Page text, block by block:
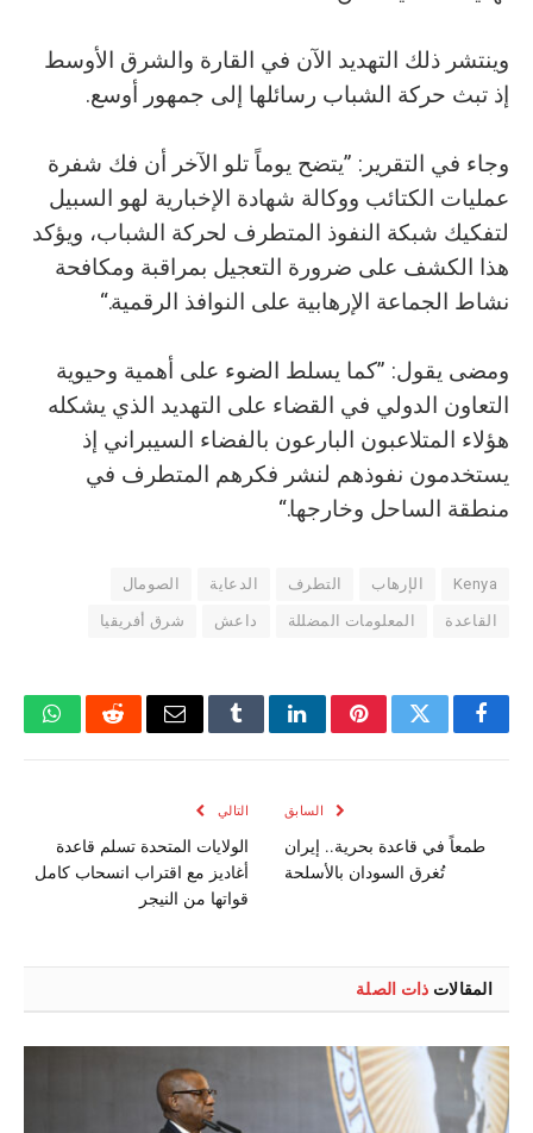
وينتشر ذلك التهديد الآن في القارة والشرق الأوسط
إذ تبث حركة الشباب رسائلها إلى جمهور أوسع.
وجاء في التقرير: ”يتضح يوماً تلو الآخر أن فك شفرة
عمليات الكتائب ووكالة شهادة الإخبارية لهو السبيل
لتفكيك شبكة النفوذ المتطرف لحركة الشباب، ويؤكد
هذا الكشف على ضرورة التعجيل بمراقبة ومكافحة
نشاط الجماعة الإرهابية على النوافذ الرقمية.“
ومضى يقول: ”كما يسلط الضوء على أهمية وحيوية
التعاون الدولي في القضاء على التهديد الذي يشكله
هؤلاء المتلاعبون البارعون بالفضاء السيبراني إذ
يستخدمون نفوذهم لنشر فكرهم المتطرف في
منطقة الساحل وخارجها.“
Kenya الإرهاب التطرف الدعاية الصومال
القاعدة المعلومات المضللة داعش شرق أفريقيا
فيسبوكتويتر بينتيريستلينكدإنTumblrالبريد
رديت
السابق
طمعاً في قاعدة بحرية.. إيران
تُغرق السودان بالأسلحة
التالي
الولايات المتحدة تسلم قاعدة
أغاديز مع اقتراب انسحاب كامل
قواتها من النيجر
المقالات ذات الصلة